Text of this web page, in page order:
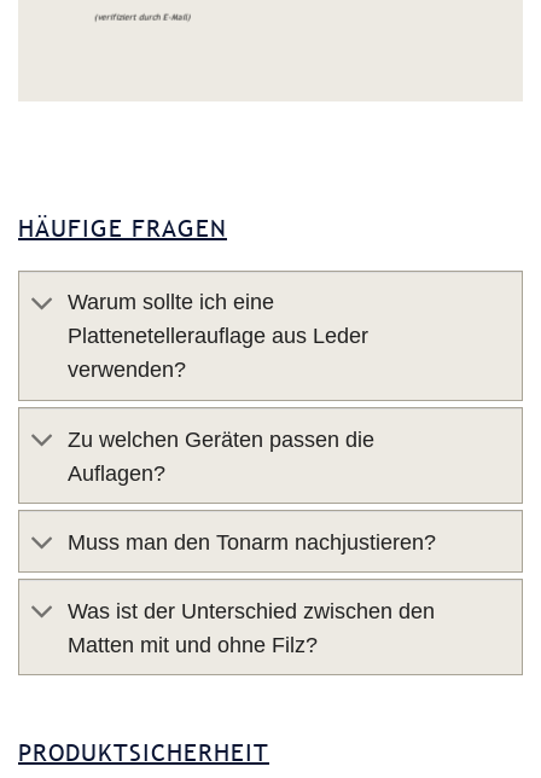
(verifiziert durch E-Mail)
HÄUFIGE FRAGEN
Warum sollte ich eine
Plattenetellerauflage aus Leder
verwenden?
Zu welchen Geräten passen die
Auflagen?
Muss man den Tonarm nachjustieren?
Was ist der Unterschied zwischen den
Matten mit und ohne Filz?
PRODUKTSICHERHEIT